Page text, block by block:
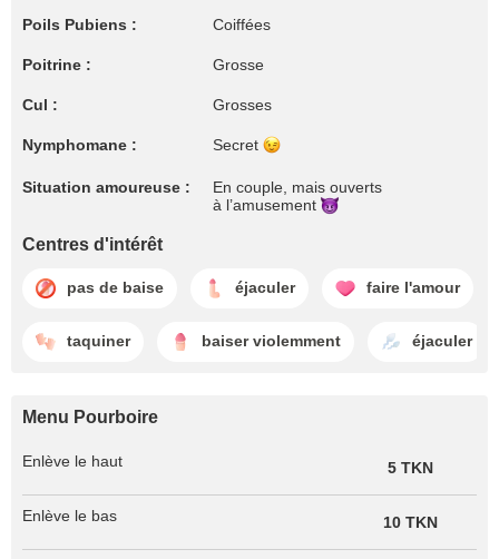
Poils Pubiens : Coiffées
Poitrine : Grosse
Cul : Grosses
Nymphomane : Secret
Situation amoureuse :
En couple, mais ouverts
à l’amusement
Centres d'intérêt
pas de baise éjaculer faire l'amour
taquiner baiser violemment éjaculer
Menu Pourboire
Enlève le haut 5 TKN
Enlève le bas 10 TKN